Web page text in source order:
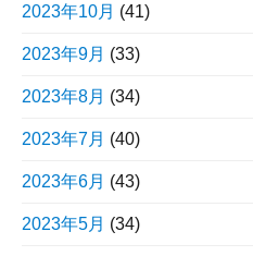
2023年10月 (41)
2023年9月 (33)
2023年8月 (34)
2023年7月 (40)
2023年6月 (43)
2023年5月 (34)